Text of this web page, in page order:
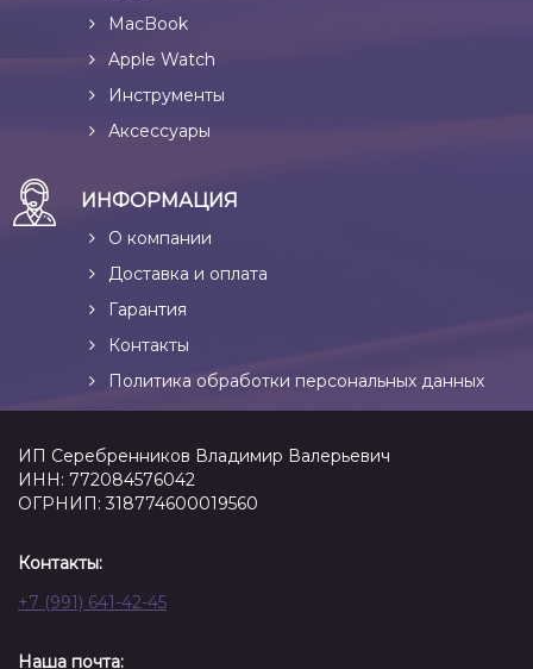
MacBook
Apple Watch
Инструменты
Аксессуары
ИНФОРМАЦИЯ
О компании
Доставка и оплата
Гарантия
Контакты
Политика обработки персональных данных
ИП Серебренников Владимир Валерьевич
ИНН: 772084576042
ОГРНИП: 318774600019560
Контакты:
+7 (991) 641-42-45
Наша почта: